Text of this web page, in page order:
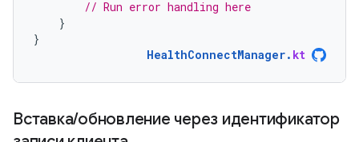
// Run error handling here
}
}
HealthConnectManager. kt
Вставка/обновление через идентификатор